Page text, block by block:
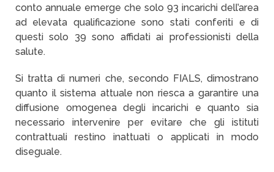
conto annuale emerge che solo 93 incarichi dell’area
ad elevata qualificazione sono stati conferiti e di
questi solo 39 sono affidati ai professionisti della
salute.
Si tratta di numeri che, secondo FIALS, dimostrano
quanto il sistema attuale non riesca a garantire una
diffusione omogenea degli incarichi e quanto sia
necessario intervenire per evitare che gli istituti
contrattuali restino inattuati o applicati in modo
diseguale.